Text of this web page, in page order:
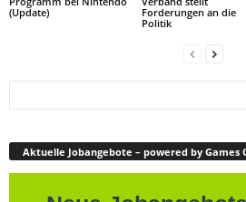
(Update)
Forderungen an die
Politik
Aktuelle Jobangebote – powered by Games